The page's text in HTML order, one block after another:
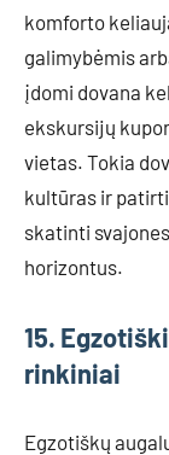
komforto
galimybėmis
įdomi dovana
ekskursijų
vietas. Tokia
kultūras ir
skatinti
horizontus.
15.
rinkiniai
Egzotiškų